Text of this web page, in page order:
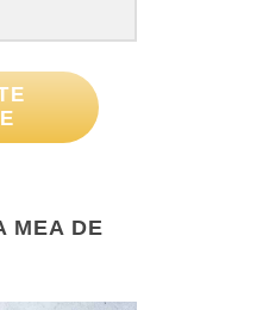
MEA DE